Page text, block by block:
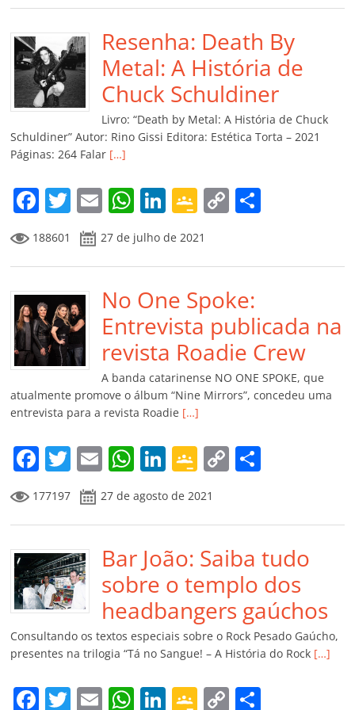
e
b
o
o
k
er l s
A
p
p
e
dI
n
gl
e
Cl
a
ss
ro
m
y
Li
n
k
p
ar
til
h
ar
Resenha: Death By
Metal: A História de
Chuck Schuldiner
Livro: “Death by Metal: A História de Chuck
Schuldiner” Autor: Rino Gissi Editora: Estética Torta – 2021
Páginas: 264 Falar […]
F
a
c
e
b
o
o
k
T
w
itt
er
E
m
ai
l
W
h
at
s
A
p
p
Li
n
k
e
dI
n
G
o
o
gl
e
Cl
a
ss
ro
o
m
C
y
Li
n
k
p
til
h
ar
188601 27 de julho de 2021
No One Spoke:
Entrevista publicada na
revista Roadie Crew
A banda catarinense NO ONE SPOKE, que
atualmente promove o álbum “Nine Mirrors”, concedeu uma
entrevista para a revista Roadie […]
F
a
c
e
b
o
o
k
T
w
itt
er
E
m
ai
l
W
at
s
A
p
p
Li
n
k
e
dI
n
G
o
o
gl
e
Cl
a
ss
ro
o
C
y
Li
n
k
p
ar
til
h
ar
177197 27 de agosto de 2021
Bar João: Saiba tudo
sobre o templo dos
headbangers gaúchos
Consultando os textos especiais sobre o Rock Pesado Gaúcho,
presentes na trilogia “Tá no Sangue! – A História do Rock […]
F T E W Li G C